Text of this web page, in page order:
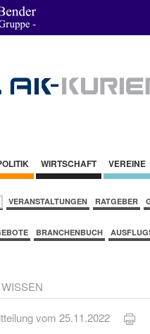
WIRTSCHAFT VEREINE
VERANSTALTUNGEN RATGEBER
BRANCHENBUCH
WISSEN
vom 25.11.2022